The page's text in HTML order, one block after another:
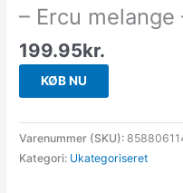
– Ercu melange
199.95kr.
KØB NU
Varenummer (SKU):
Kategori: Ukategoriseret